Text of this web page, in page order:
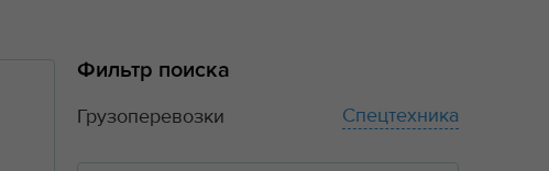
Фильтр поиска
Грузоперевозки Спецтехника